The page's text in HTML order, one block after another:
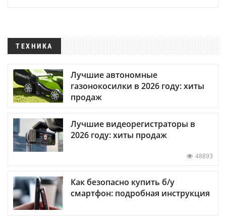
ТЕХНИКА
Лучшие автономные
газонокосилки в 2026 году: хиты
продаж
Лучшие видеорегистраторы в
2026 году: хиты продаж
48893
Как безопасно купить б/у
смартфон: подробная инструкция